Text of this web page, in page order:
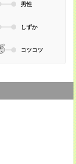
男性
しずか
コツコツ